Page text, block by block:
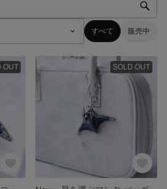
すべて 販売中
OUT SOLD OUT